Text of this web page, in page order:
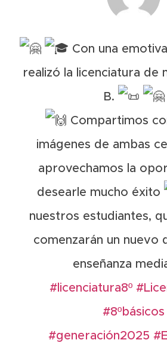
Con una
realizó la licenciatura de
B.
Compartimos
imágenes de ambas
aprovechamos la
desearle mucho éxito
nuestros estudiantes,
comenzarán un nuevo
enseñanza
#licenciatura8º
#8ºbásicos
#generación2025